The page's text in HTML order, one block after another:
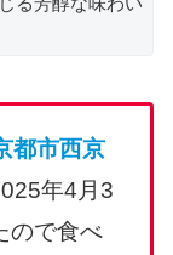
都市西京
年4月3
ので食べ